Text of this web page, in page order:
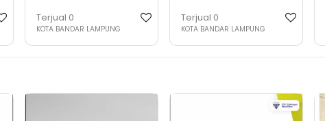
Terjual 0
KOTA BANDAR LAMPUNG
Terjual 0
KOTA BANDAR LAMPUNG